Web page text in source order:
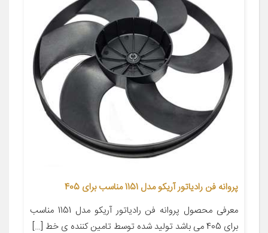
پروانه فن رادیاتور آریکو مدل 1151 مناسب برای 405
معرفی محصول پروانه فن رادیاتور آریکو مدل 1151 مناسب
برای 405 می باشد تولید شده توسط تامین کننده ی خط […]